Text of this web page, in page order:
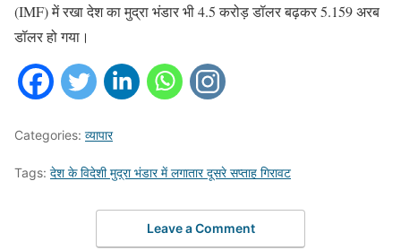
(IMF) में रखा देश का मुद्रा भंडार भी 4.5 करोड़ डॉलर बढ़कर 5.159 अरब
डॉलर हो गया।
Categories: व्यापार
Tags: देश के विदेशी मुद्रा भंडार में लगातार दूसरे सप्ताह गिरावट
Leave a Comment